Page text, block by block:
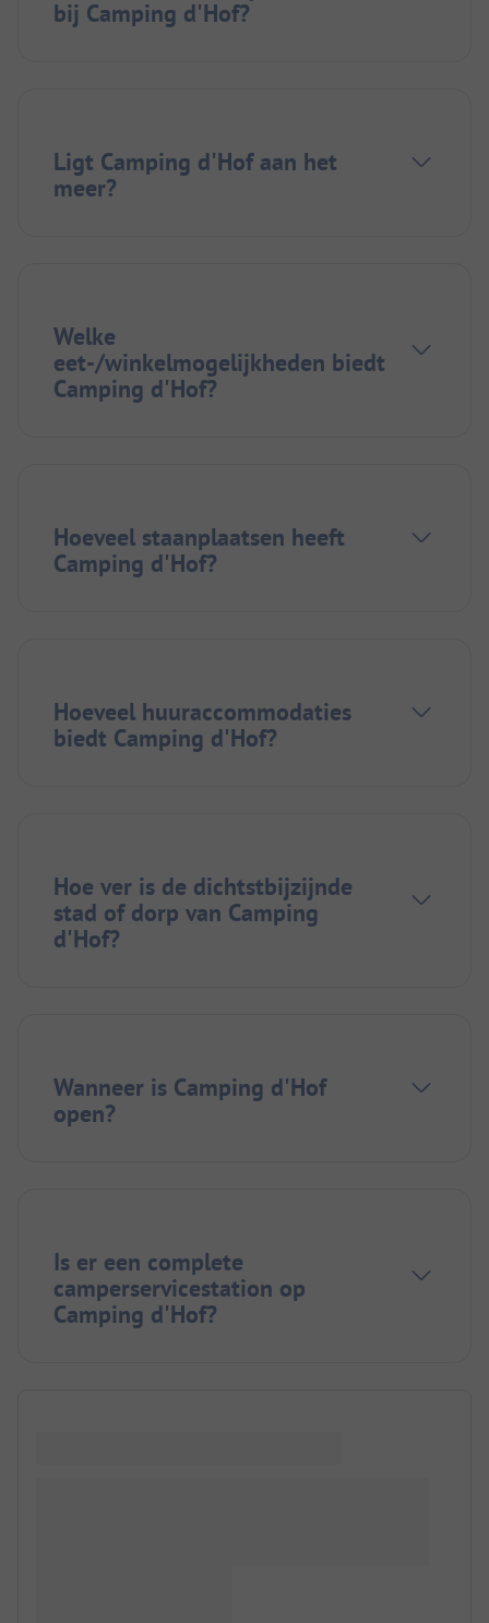
bij Camping d'Hof?
Ligt Camping d'Hof aan het
meer?
Welke
eet-/winkelmogelijkheden biedt
Camping d'Hof?
Hoeveel staanplaatsen heeft
Camping d'Hof?
Hoeveel huuraccommodaties
biedt Camping d'Hof?
Hoe ver is de dichtstbijzijnde
stad of dorp van Camping
d'Hof?
Wanneer is Camping d'Hof
open?
Is er een complete
camperservicestation op
Camping d'Hof?